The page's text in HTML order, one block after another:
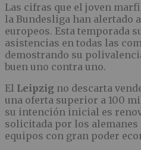
Las cifras que el joven
la Bundesliga han alertado
europeos. Esta temporada
asistencias en todas las
demostrando su
buen uno contra uno.
El Leipzig no descarta
una oferta superior a 100
su intención inicial es
solicitada por los alemanes
equipos con gran poder